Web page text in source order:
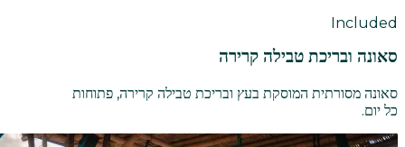
Included
סאונה ובריכת טבילה קרירה
סאונה מסורתית המוסקת בעץ ובריכת טבילה קרירה, פתוחות
כל יום.